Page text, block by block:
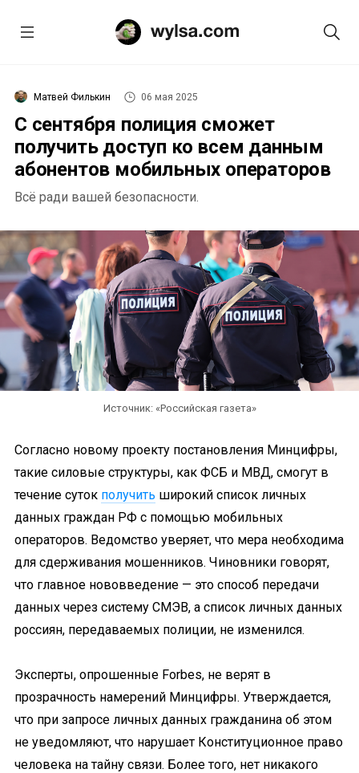
Матвей Филькин 06 мая 2025
С сентября полиция сможет
получить доступ ко всем данным
абонентов мобильных операторов
Всё ради вашей безопасности.
Источник: «Российская газета»
Согласно новому проекту постановления Минцифры,
такие силовые структуры, как ФСБ и МВД, смогут в
течение суток получить широкий список личных
данных граждан РФ с помощью мобильных
операторов. Ведомство уверяет, что мера необходима
для сдерживания мошенников. Чиновники говорят,
что главное нововведение — это способ передачи
данных через систему СМЭВ, а список личных данных
россиян, передаваемых полиции, не изменился.
Эксперты, опрошенные Forbes, не верят в
прозрачность намерений Минцифры. Утверждается,
что при запросе личных данных гражданина об этом
не уведомляют, что нарушает Конституционное право
человека на тайну связи. Более того, нет никакого